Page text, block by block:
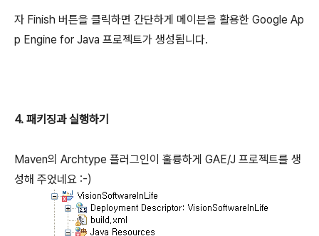
자 Finish 버튼을 클릭하면 간단하게 메이븐을 활용한 Google Ap
p Engine for Java 프로젝트가 생성됩니다.
4. 패키징과 실행하기
Maven의 Archtype 플러그인이 훌륭하게 GAE/J 프로젝트를 생
성해 주었네요 :-)